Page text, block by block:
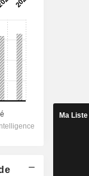
Ma Liste